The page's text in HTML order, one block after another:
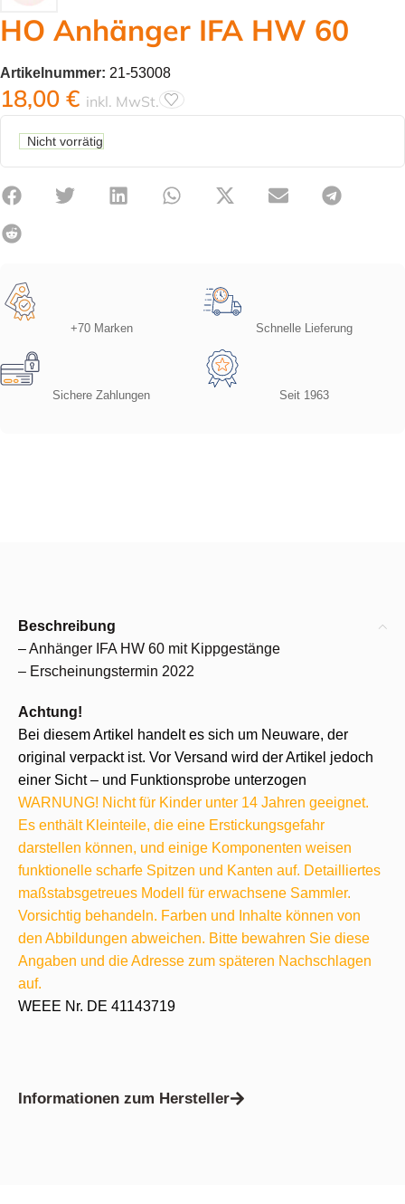
HO Anhänger IFA HW 60
Artikelnummer: 21-53008
18,00 € inkl. MwSt.
Nicht vorrätig
+70 Marken Schnelle Lieferung
Sichere Zahlungen Seit 1963
Beschreibung
– Anhänger IFA HW 60 mit Kippgestänge
– Erscheinungstermin 2022
Achtung!
Bei diesem Artikel handelt es sich um Neuware, der
original verpackt ist. Vor Versand wird der Artikel jedoch
einer Sicht – und Funktionsprobe unterzogen
WARNUNG! Nicht für Kinder unter 14 Jahren geeignet.
Es enthält Kleinteile, die eine Erstickungsgefahr
darstellen können, und einige Komponenten weisen
funktionelle scharfe Spitzen und Kanten auf. Detailliertes
maßstabsgetreues Modell für erwachsene Sammler.
Vorsichtig behandeln. Farben und Inhalte können von
den Abbildungen abweichen. Bitte bewahren Sie diese
Angaben und die Adresse zum späteren Nachschlagen
auf.
WEEE Nr. DE 41143719
Informationen zum Hersteller